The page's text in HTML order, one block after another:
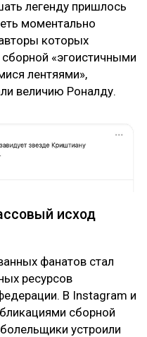
легенду пришлось
моментально
которых
«эгоистичными
лентяями»,
величию Роналду.
исход
фанатов стал
ресурсов
В Instagram и
сборной
устроили